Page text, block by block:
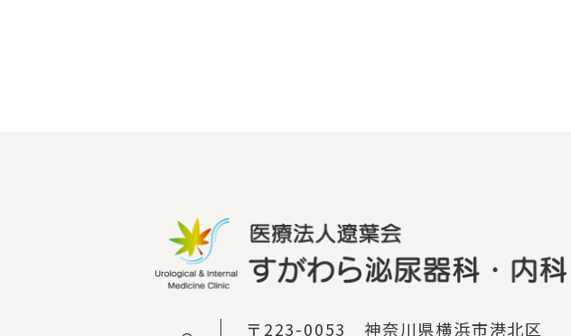
〒223-0053 神奈川県横浜市港北区